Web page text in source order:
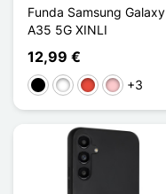
Funda Samsung Galaxy
A35 5G XINLI
12,99 €
NegroBlancoRojoRosa+3